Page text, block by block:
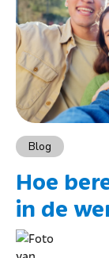
Blog
Hoe
in de